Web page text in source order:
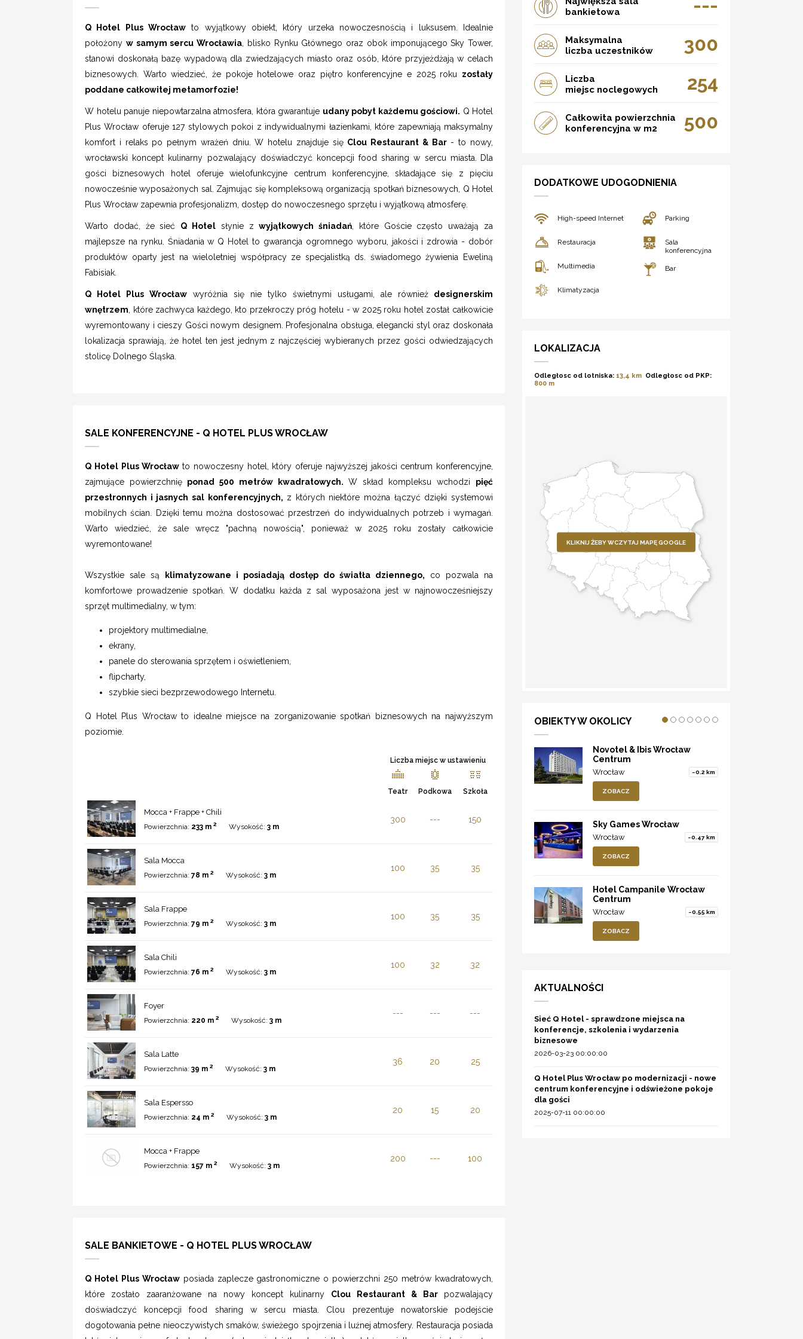
Q Hotel Plus Wrocław to wyjątkowy obiekt, który urzeka nowoczesnością i luksusem. Idealnie
położony w samym sercu Wrocławia , blisko Rynku Głównego oraz obok imponującego Sky Tower,
stanowi doskonałą bazę wypadową dla zwiedzających miasto oraz osób, które przyjeżdżają w celach
biznesowych. Warto wiedzieć, że pokoje hotelowe oraz piętro konferencyjne e 2025 roku zostały
poddane całkowitej metamorfozie!
W hotelu panuje niepowtarzalna atmosfera, która gwarantuje udany pobyt każdemu gościowi. Q Hotel
Plus Wrocław oferuje 127 stylowych pokoi z indywidualnymi łazienkami, które zapewniają maksymalny
komfort i relaks po pełnym wrażeń dniu. W hotelu znajduje się Clou Restaurant & Bar- to nowy,
wrocławski koncept kulinarny pozwalający doświadczyć koncepcji food sharing w sercu miasta.
Dla
gości biznesowych hotel oferuje wielofunkcyjne centrum konferencyjne, składające się z pięciu
nowocześnie wyposażonych sal. Zajmując się kompleksową organizacją spotkań biznesowych, Q Hotel
Plus Wrocław zapewnia profesjonalizm, dostęp do nowoczesnego sprzętu i wyjątkową atmosferę.
Warto dodać, że sieć Q Hotelsłynie zwyjątkowych śniadań , które Goście często uważają za
majlepsze na rynku. Śniadania w Q Hotel to gwarancja ogromnego wyboru, jakości i zdrowia - dobór
produktów oparty jest na wieloletniej współpracy ze specjalistką ds. świadomego żywienia Eweliną
Fabisiak.
Q Hotel Plus Wrocław wyróżnia się nie tylko świetnymi usługami, ale również designerskim
wnętrzem , które zachwyca każdego, kto przekroczy próg hotelu - w 2025 roku hotel został całkowicie
wyremontowany i cieszy Gości nowym designem. Profesjonalna obsługa, elegancki styl oraz doskonała
lokalizacja sprawiają, że hotel ten jest jednym z najczęściej wybieranych przez gości odwiedzających
stolicę Dolnego Śląska.
SALE KONFERENCYJNE - Q HOTEL PLUS WROCŁAW
Q Hotel Plus Wrocław to nowoczesny hotel, który oferuje najwyższej jakości centrum konferencyjne,
zajmujące powierzchnięponad 500 metrów kwadratowych. W skład kompleksu wchodzi pięć
przestronnych i jasnych sal konferencyjnych, z których niektóre można łączyć dzięki systemowi
mobilnych ścian. Dzięki temu można dostosować przestrzeń do indywidualnych potrzeb i wymagań.
Warto wiedzieć, że sale wręcz "pachną nowością", ponieważ w 2025 roku zostały całkowicie
wyremontowane!
Wszystkie sale są klimatyzowane i posiadają dostęp do światła dziennego, co pozwala na
komfortowe prowadzenie spotkań. W dodatku każda z sal wyposażona jest w najnowocześniejszy
sprzęt multimedialny, w tym:
projektory multimedialne,
ekrany,
panele do sterowania sprzętem i oświetleniem,
flipcharty,
szybkie sieci bezprzewodowego Internetu.
Q Hotel Plus Wrocław to idealne miejsce na zorganizowanie spotkań biznesowych na najwyższym
poziomie.
Liczba miejsc w ustawieniu
Teatr Podkowa Szkoła
Mocca + Frappe + Chili
Powierzchnia: 233 m 2 Wysokość: 3 m
300 --- 150
Sala Mocca
Powierzchnia: 78 m 2 Wysokość: 3 m
100 35 35
Sala Frappe
Powierzchnia: 79 m 2 Wysokość: 3 m
100 35 35
Sala Chili
Powierzchnia: 76 m 2 Wysokość: 3 m
100 32 32
Foyer
Powierzchnia: 220 m 2 Wysokość: 3 m
--- --- ---
Sala Latte
Powierzchnia: 39 m 2 Wysokość: 3 m
36 20 25
Sala Espersso
Powierzchnia: 24 m 2 Wysokość: 3 m
20 15 20
Mocca + Frappe
Powierzchnia: 157 m 2 Wysokość: 3 m
200 --- 100
SALE BANKIETOWE - Q HOTEL PLUS WROCŁAW
Q Hotel Plus Wrocławposiada zaplecze gastronomiczne o powierzchni 250 metrów kwadratowych,
które zostało zaaranżowane na nowy koncept kulinarny Clou Restaurant & Bar pozwalający
doświadczyć koncepcji food sharing w sercu miasta. Clou prezentuje nowatorskie podejście
dogotowania pełne nieoczywistych smaków, świeżego spojrzenia i luźnej atmosfery. Restauracja posiada
bankietowa
---
Maksymalna
liczba uczestników
300
Liczba
miejsc noclegowych
254
Całkowita powierzchnia
konferencyjna w m2
500
DODATKOWE UDOGODNIENIA
High-speed Internet Parking
Restauracja
Sala
konferencyjna
Multimedia
Bar
Klimatyzacja
LOKALIZACJA
Odległosc od lotniska: 13,4 km Odległosc od PKP:
800 m
KLIKNIJ ŻEBY WCZYTAJ MAPĘ GOOGLE
OBIEKTY W OKOLICY
Novotel & Ibis Wrocław
Centrum
Wrocław ~0.2 km
ZOBACZ
Sky Games Wrocław
Wrocław ~0.47 km
ZOBACZ
Hotel Campanile Wrocław
Centrum
Wrocław ~0.55 km
ZOBACZ
AKTUALNOŚCI
Sieć Q Hotel - sprawdzone miejsca na
konferencje, szkolenia i wydarzenia
biznesowe
2026-03-23 00:00:00
Q Hotel Plus Wrocław po modernizacji - nowe
centrum konferencyjne i odświeżone pokoje
dla gości
2025-07-11 00:00:00